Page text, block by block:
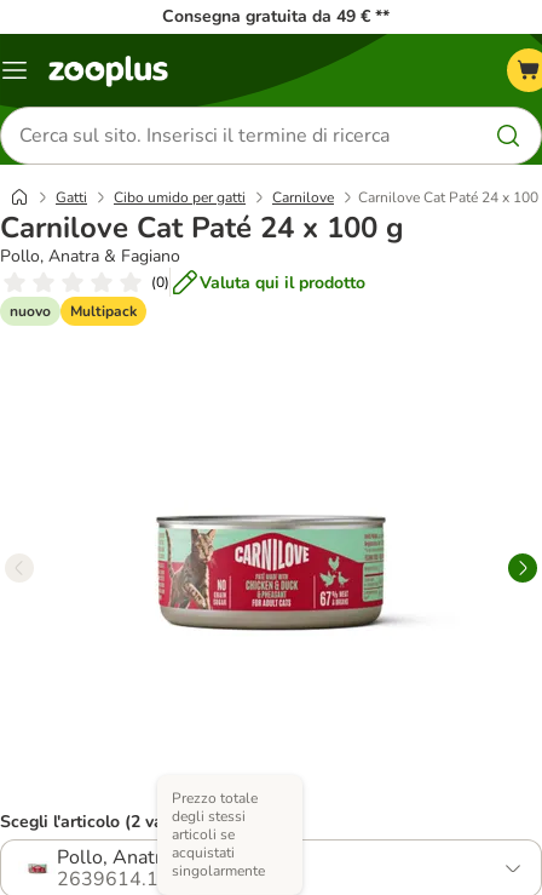
Consegna gratuita da 49 € **
Overview
Cerca
prodotti
Gatti Cibo umido per gatti Carnilove Carnilove Cat Paté 24 x 100
Carnilove Cat Paté 24 x 100 g
Pollo, Anatra & Fagiano
(0) Valuta qui il prodotto
nuovo Multipack
Scegli l'articolo (2 varianti)
Pollo, Anatra & Fagiano
2639614.1
Prezzo totale
degli stessi
articoli se
acquistati
singolarmente